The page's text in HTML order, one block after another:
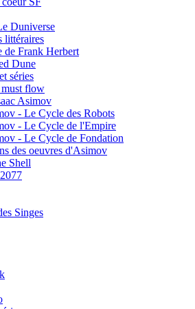
Duniverse
littéraires
de Frank Herbert
Dune
séries
flow
Asimov
- Le Cycle des Robots
- Le Cycle de l'Empire
- Le Cycle de Fondation
des oeuvres d'Asimov
Shell
Singes